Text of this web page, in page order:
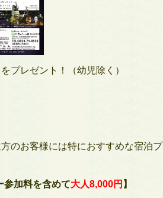
プレゼント！（幼児除く）
のお客様には特におすすめな宿泊プ
参加料を含めて大人8,000円 】